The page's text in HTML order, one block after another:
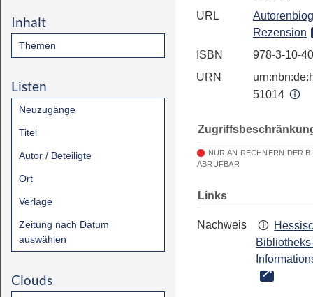
Inhalt
Themen
Listen
Neuzugänge
Titel
Autor / Beteiligte
Ort
Verlage
Zeitung nach Datum
auswählen
Clouds
URL
Rezension
ISBN
978-3-10-
URN
51014
NUR AN RECHNERN DER
ABRUFBAR
Links
Nachweis